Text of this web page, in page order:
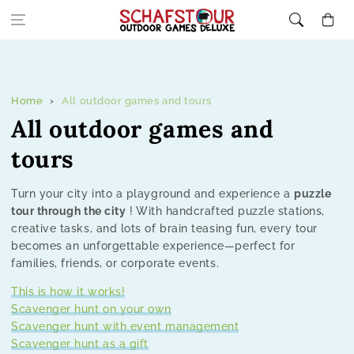
Skip to content Cart
Home All outdoor games and tours
C
o
l
l
e
t
i
All outdoor games and
tours
Turn your city into a playground and experience a puzzle
tour through the city! With handcrafted puzzle stations,
creative tasks, and lots of brain teasing fun, every tour
becomes an unforgettable experience—perfect for
families, friends, or corporate events.
This is how it works!
Scavenger hunt on your own
Scavenger hunt with event management
Scavenger hunt as a gift